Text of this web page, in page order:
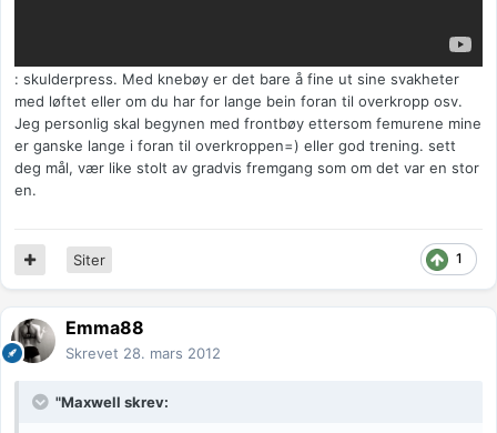
: skulderpress. Med knebøy er det bare å fine ut sine svakheter
med løftet eller om du har for lange bein foran til overkropp osv.
Jeg personlig skal begynen med frontbøy ettersom femurene mine
er ganske lange i foran til overkroppen=) eller god trening. sett
deg mål, vær like stolt av gradvis fremgang som om det var en stor
en.
1
Siter
Emma88
Skrevet 28. mars 2012
"Maxwell skrev: